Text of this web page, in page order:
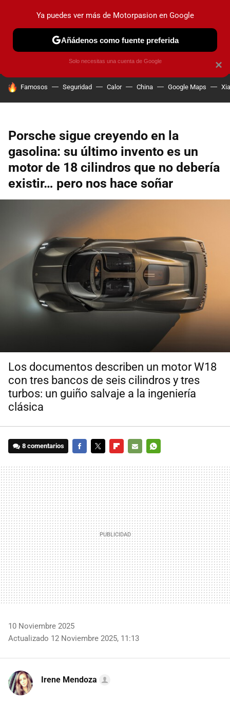
PRUEBAS COCHES ELÉCTRICOS OBSERVATORIO
HOY SE HABLA DE
Famosos Seguridad Calor China Google Maps
Porsche sigue creyendo en la
gasolina: su último invento es un
motor de 18 cilindros que no debería
existir… pero nos hace soñar
Los documentos describen un motor W18
con tres bancos de seis cilindros y tres
turbos: un guiño salvaje a la ingeniería
clásica
8 comentarios
MAIL
10 Noviembre 2025
Actualizado 12 Noviembre 2025, 11:13
Irene Mendoza
×
Ya puedes ver más de Motorpasion en Google
Añádenos como fuente preferida
Solo necesitas una cuenta de Google